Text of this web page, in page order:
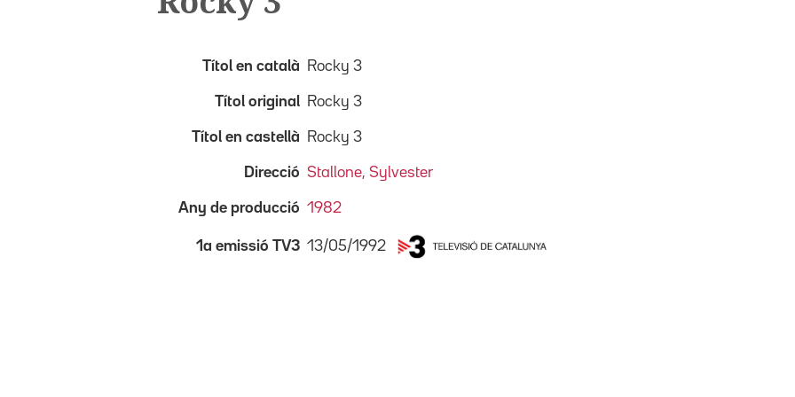
Títol en català Rocky 3
Títol original Rocky 3
Títol en castellà Rocky 3
Direcció Stallone, Sylvester
Any de producció 1982
1a emissió TV3 13/05/1992